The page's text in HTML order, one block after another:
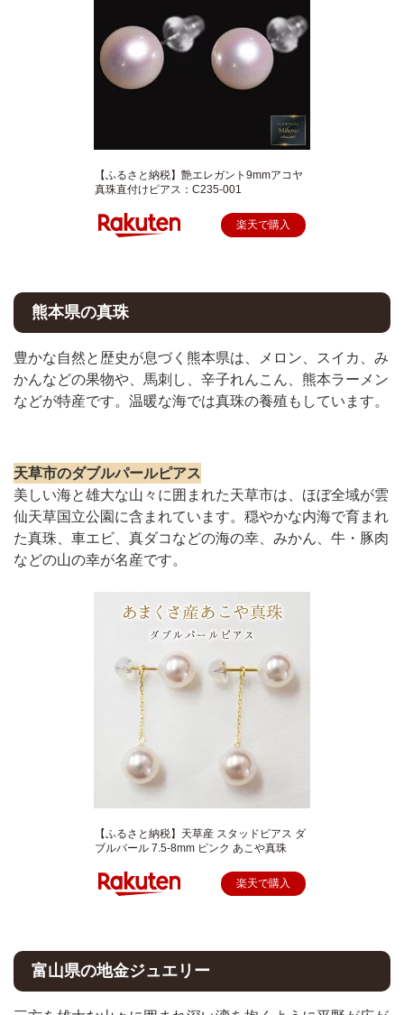
【ふるさと納税】艶エレガント9mmアコヤ
真珠直付けピアス：C235-001
楽天で購入
熊本県の真珠
豊かな自然と歴史が息づく熊本県は、メロン、スイカ、み
かんなどの果物や、馬刺し、辛子れんこん、熊本ラーメン
などが特産です。温暖な海では真珠の養殖もしています。
天草市のダブルパールピアス
美しい海と雄大な山々に囲まれた天草市は、ほぼ全域が雲
仙天草国立公園に含まれています。穏やかな内海で育まれ
た真珠、車エビ、真ダコなどの海の幸、みかん、牛・豚肉
などの山の幸が名産です。
【ふるさと納税】天草産 スタッドピアス ダ
ブルパール 7.5-8mm ピンク あこや真珠
楽天で購入
富山県の地金ジュエリー